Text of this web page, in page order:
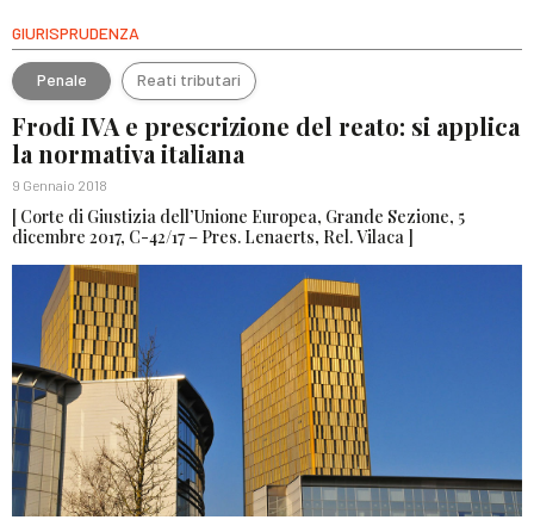
GIURISPRUDENZA
Penale Reati tributari
Frodi IVA e prescrizione del reato: si applica
la normativa italiana
9 Gennaio 2018
[ Corte di Giustizia dell’Unione Europea, Grande Sezione, 5
dicembre 2017, C-42/17 – Pres. Lenaerts, Rel. Vilaca ]